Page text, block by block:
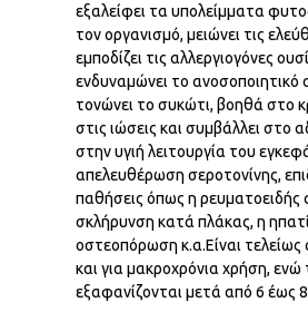
εξαλείφει τα υπολείμματα
τον οργανισμό, μειώνει τις
εμποδίζει τις αλλεργιογόνες
ενδυναμώνει το ανοσοποιητικό
τονώνει το συκώτι, βοηθά στο
στις ιώσεις και συμβάλλει στο
στην υγιή λειτουργία του
απελευθέρωση σεροτονίνης,
παθήσεις όπως η ρευματοειδής
σκλήρυνση κατά πλάκας, η
οστεοπόρωση κ.α.Είναι
και για μακροχρόνια χρήση, ενώ
εξαφανίζονται μετά από 6 έως